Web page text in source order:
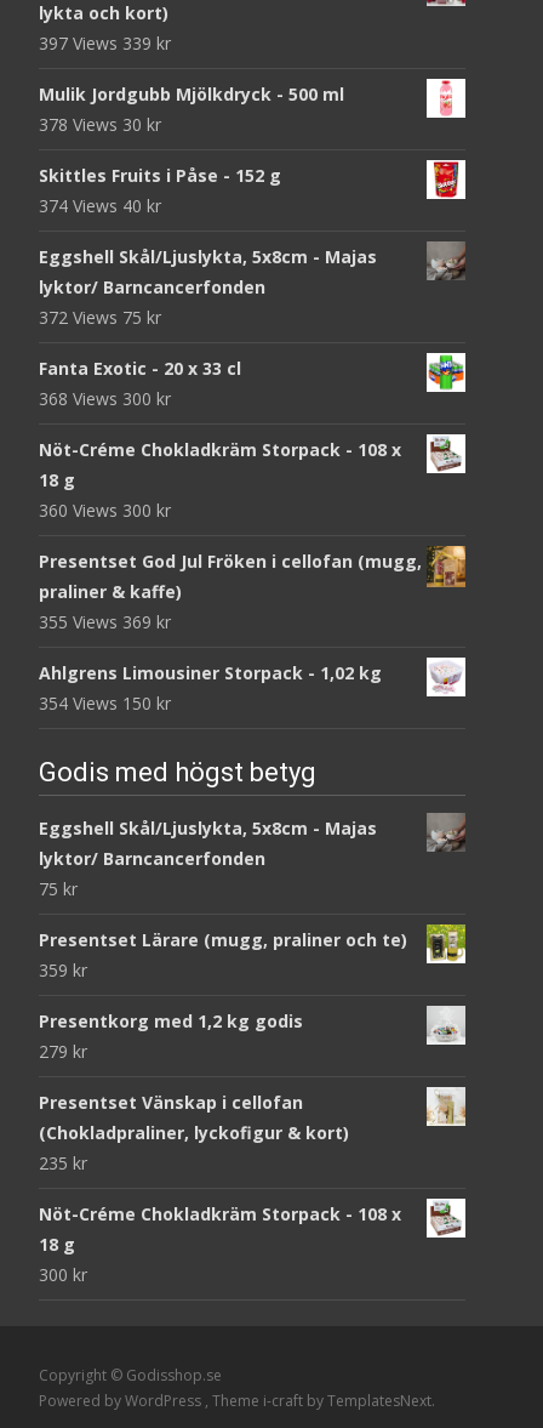
lykta och kort)
397 Views 339 kr
Mulik Jordgubb Mjölkdryck - 500 ml
378 Views 30 kr
Skittles Fruits i Påse - 152 g
374 Views 40 kr
Eggshell Skål/Ljuslykta, 5x8cm - Majas
lyktor/ Barncancerfonden
372 Views 75 kr
Fanta Exotic - 20 x 33 cl
368 Views 300 kr
Nöt-Créme Chokladkräm Storpack - 108 x
18 g
360 Views 300 kr
Presentset God Jul Fröken i cellofan (mugg,
praliner & kaffe)
355 Views 369 kr
Ahlgrens Limousiner Storpack - 1,02 kg
354 Views 150 kr
Godis med högst betyg
Eggshell Skål/Ljuslykta, 5x8cm - Majas
lyktor/ Barncancerfonden
75 kr
Presentset Lärare (mugg, praliner och te)
359 kr
Presentkorg med 1,2 kg godis
279 kr
Presentset Vänskap i cellofan
(Chokladpraliner, lyckofigur & kort)
235 kr
Nöt-Créme Chokladkräm Storpack - 108 x
18 g
300 kr
Copyright © Godisshop.se
Powered by WordPress , Theme i-craft by TemplatesNext.